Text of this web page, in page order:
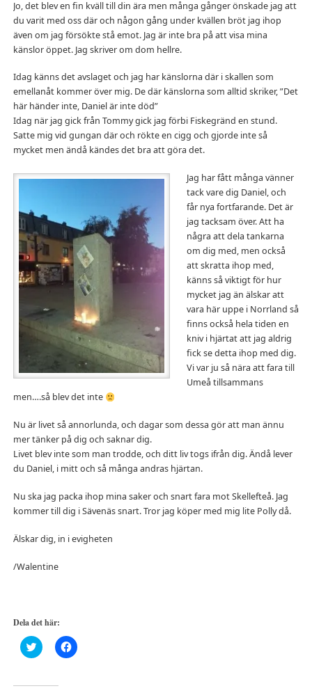
Jo, det blev en fin kväll till din ära men många gånger önskade jag att
du varit med oss där och någon gång under kvällen bröt jag ihop
även om jag försökte stå emot. Jag är inte bra på att visa mina
känslor öppet. Jag skriver om dom hellre.
Idag känns det avslaget och jag har känslorna där i skallen som
emellanåt kommer över mig. De där känslorna som alltid skriker, ”Det
här händer inte, Daniel är inte död”
Idag när jag gick från Tommy gick jag förbi Fiskegränd en stund.
Satte mig vid gungan där och rökte en cigg och gjorde inte så
mycket men ändå kändes det bra att göra det.
Jag har fått många vänner
tack vare dig Daniel, och
får nya fortfarande. Det är
jag tacksam över. Att ha
några att dela tankarna
om dig med, men också
att skratta ihop med,
känns så viktigt för hur
mycket jag än älskar att
vara här uppe i Norrland så
finns också hela tiden en
kniv i hjärtat att jag aldrig
fick se detta ihop med dig.
Vi var ju så nära att fara till
Umeå tillsammans
men….så blev det inte
Nu är livet så annorlunda, och dagar som dessa gör att man ännu
mer tänker på dig och saknar dig.
Livet blev inte som man trodde, och ditt liv togs ifrån dig. Ändå lever
du Daniel, i mitt och så många andras hjärtan.
Nu ska jag packa ihop mina saker och snart fara mot Skellefteå. Jag
kommer till dig i Sävenäs snart. Tror jag köper med mig lite Polly då.
Älskar dig, in i evigheten
/Walentine
Dela det här:
Klicka
för
Twitter
Klicka
för